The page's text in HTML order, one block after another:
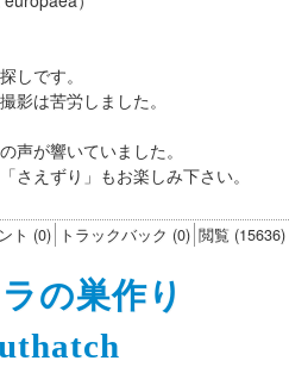
しです。
影は苦労しました。
声が響いていました。
さえずり」もお楽しみ下さい。
ト (0) トラックバック (0) 閲覧 (15636)
ラの巣作り